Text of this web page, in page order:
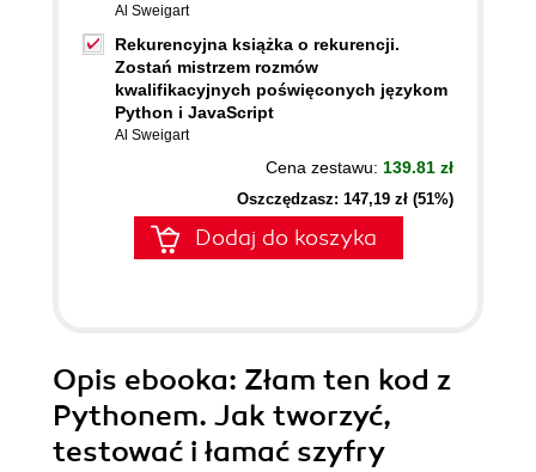
Al Sweigart
Rekurencyjna książka o rekurencji.
Zostań mistrzem rozmów
kwalifikacyjnych poświęconych językom
Python i JavaScript
Al Sweigart
Cena zestawu: 139.81 zł
Oszczędzasz: 147,19 zł (51%)
Dodaj do koszyka
Opis ebooka: Złam ten kod z
Pythonem. Jak tworzyć,
testować i łamać szyfry